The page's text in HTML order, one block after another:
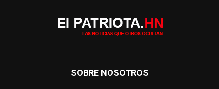
SOBRE NOSOTROS